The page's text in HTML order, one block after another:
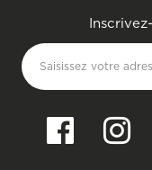
Saisissez votre